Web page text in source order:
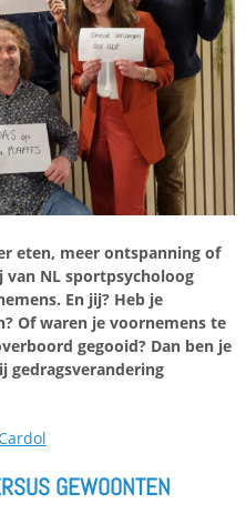
eten, meer ontspanning of
NL sportpsycholoog
En jij? Heb je
Of waren je voornemens te
gegooid? Dan ben je
gedragsverandering
GEWOONTEN